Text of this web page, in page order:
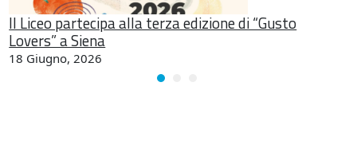
Il Liceo partecipa alla terza edizione di “Gusto
Lovers” a Siena
18 Giugno, 2026